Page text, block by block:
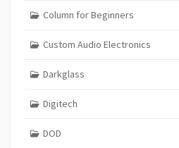
Column for Beginners
Custom Audio Electronics
Darkglass
Digitech
DOD